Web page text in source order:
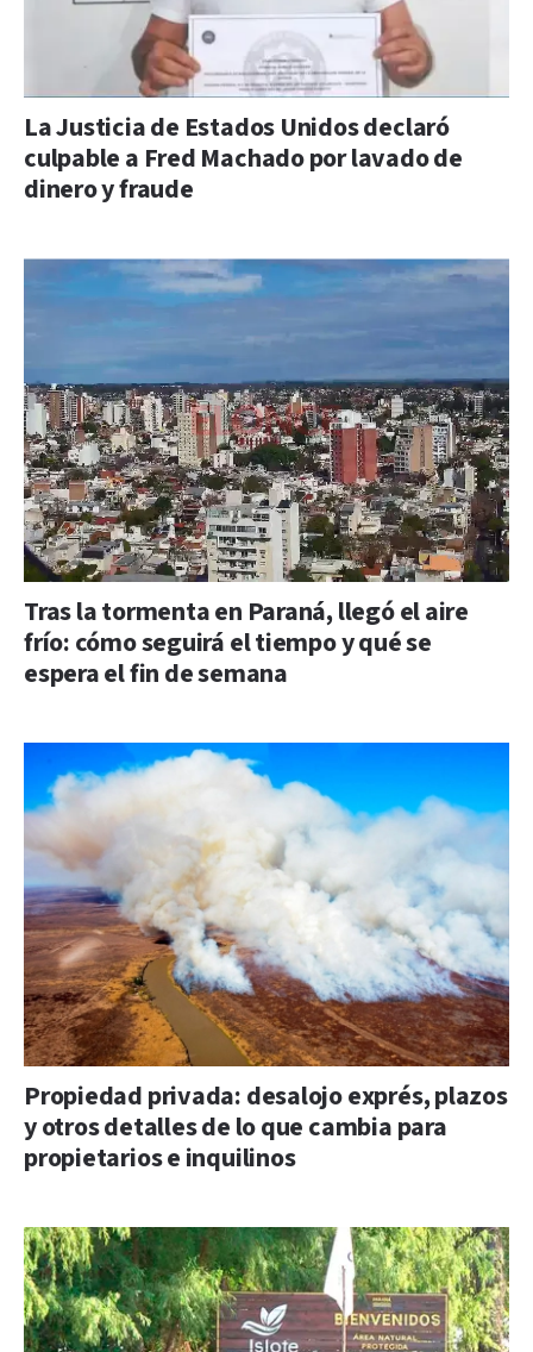
La Justicia de Estados Unidos declaró
culpable a Fred Machado por lavado de
dinero y fraude
Tras la tormenta en Paraná, llegó el aire
frío: cómo seguirá el tiempo y qué se
espera el fin de semana
Propiedad privada: desalojo exprés, plazos
y otros detalles de lo que cambia para
propietarios e inquilinos